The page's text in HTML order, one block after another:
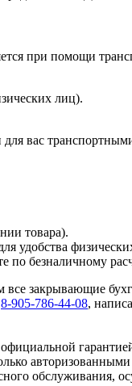
при помощи
лиц).
вас
товара).
удобства
по безналичному
все закрывающие
8-905-786-44-08,
обслуживания,